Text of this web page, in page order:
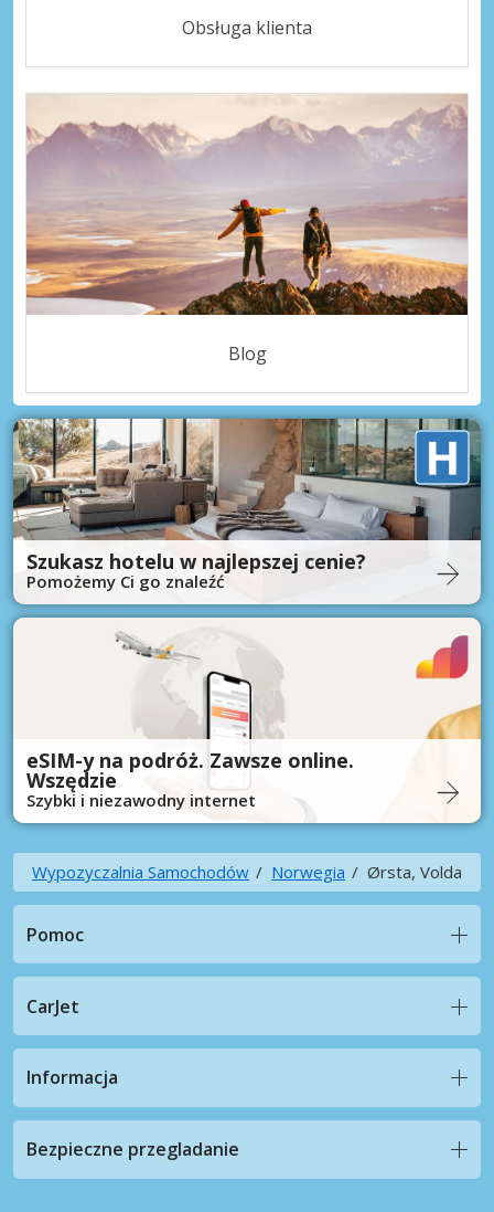
Obsługa klienta
Blog
Szukasz hotelu w najlepszej cenie?
Pomożemy Ci go znaleźć
eSIM-y na podróż. Zawsze online.
Wszędzie
Szybki i niezawodny internet
Wypozyczalnia Samochodów Norwegia Ørsta, Volda
Pomoc
CarJet
Informacja
Bezpieczne przegladanie